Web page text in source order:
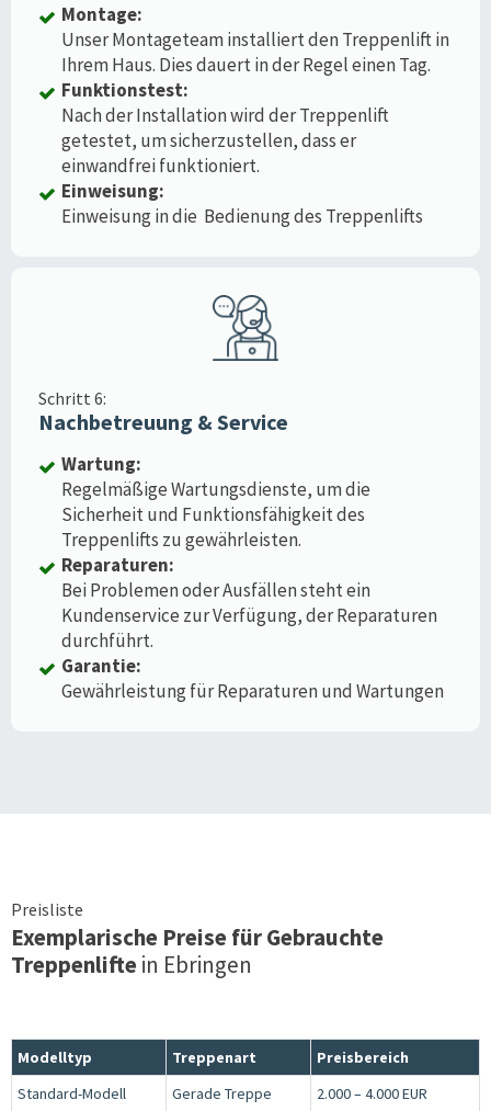
Montage:
Unser Montageteam installiert den Treppenlift in
Ihrem Haus. Dies dauert in der Regel einen Tag.
Funktionstest:
Nach der Installation wird der Treppenlift
getestet, um sicherzustellen, dass er
einwandfrei funktioniert.
Einweisung:
Einweisung in die Bedienung des Treppenlifts
Schritt 6:
Nachbetreuung & Service
Wartung:
Regelmäßige Wartungsdienste, um die
Sicherheit und Funktionsfähigkeit des
Treppenlifts zu gewährleisten.
Reparaturen:
Bei Problemen oder Ausfällen steht ein
Kundenservice zur Verfügung, der Reparaturen
durchführt.
Garantie:
Gewährleistung für Reparaturen und Wartungen
Preisliste
Exemplarische Preise für Gebrauchte
Treppenliftein Ebringen
Modelltyp Treppenart
Preisbereich
Standard-Modell
Gerade Treppe
2.000 – 4.000 EUR